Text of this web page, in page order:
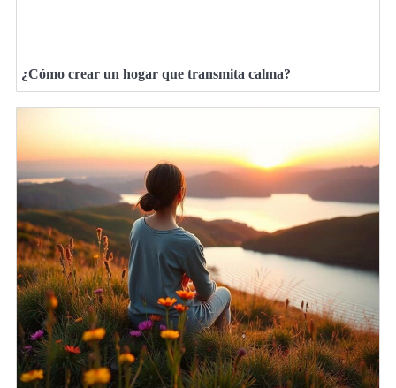
¿Cómo crear un hogar que transmita calma?